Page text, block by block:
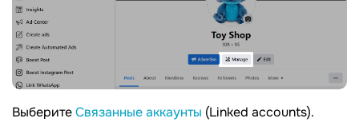
ВыберитеСвязанные аккаунты (Linked accounts).